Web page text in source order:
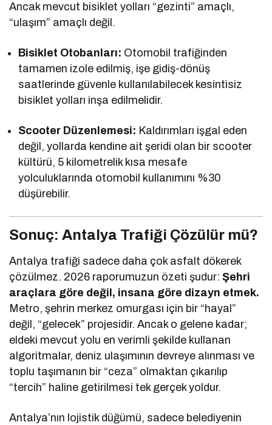
Ancak mevcut bisiklet yolları “gezinti” amaçlı,
“ulaşım” amaçlı değil.
Bisiklet Otobanları: Otomobil trafiğinden
tamamen izole edilmiş, işe gidiş-dönüş
saatlerinde güvenle kullanılabilecek kesintisiz
bisiklet yolları inşa edilmelidir.
Scooter Düzenlemesi: Kaldırımları işgal eden
değil, yollarda kendine ait şeridi olan bir scooter
kültürü, 5 kilometrelik kısa mesafe
yolculuklarında otomobil kullanımını %30
düşürebilir.
Sonuç: Antalya Trafiği Çözülür mü?
Antalya trafiği sadece daha çok asfalt dökerek
çözülmez. 2026 raporumuzun özeti şudur:Şehri
araçlara göre değil, insana göre dizayn etmek.
Metro, şehrin merkez omurgası için bir “hayal”
değil, “gelecek” projesidir. Ancak o gelene kadar;
eldeki mevcut yolu en verimli şekilde kullanan
algoritmalar, deniz ulaşımının devreye alınması ve
toplu taşımanın bir “ceza” olmaktan çıkarılıp
“tercih” haline getirilmesi tek gerçek yoldur.
Antalya’nın lojistik düğümü, sadece belediyenin